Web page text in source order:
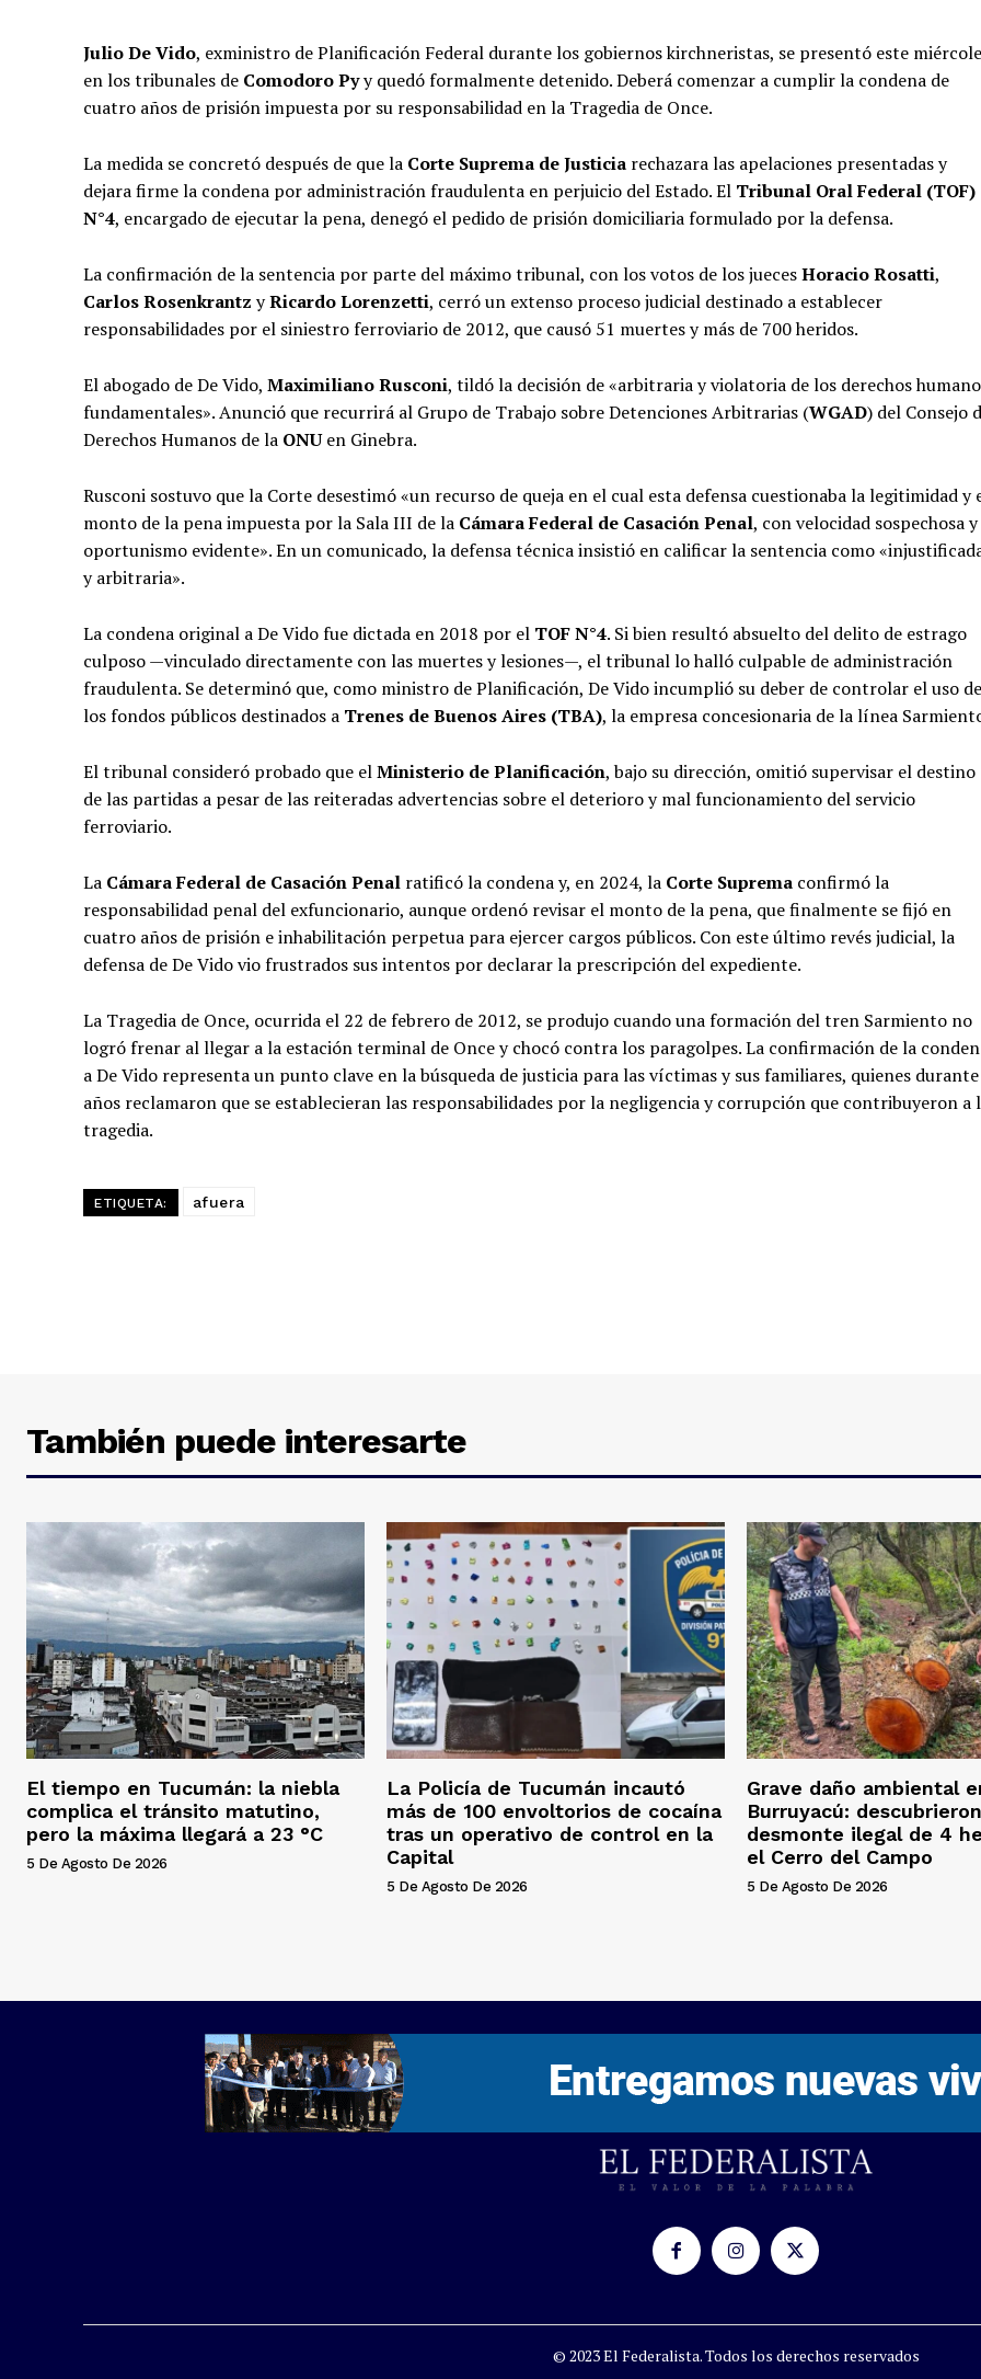
Julio De Vido, exministro de Planificación Federal durante los gobiernos kirchneristas, se presentó este
en los tribunales de Comodoro Pyy quedó formalmente detenido. Deberá comenzar a cumplir la condena de
cuatro años de prisión impuesta por su responsabilidad en la Tragedia de Once.
La medida se concretó después de que la Corte Suprema de Justicia rechazara las apelaciones presentadas y
dejara firme la condena por administración fraudulenta en perjuicio del Estado. El Tribunal Oral Federal (TOF)
N°4, encargado de ejecutar la pena, denegó el pedido de prisión domiciliaria formulado por la defensa.
La confirmación de la sentencia por parte del máximo tribunal, con los votos de los juecesHoracio Rosatti,
Carlos Rosenkrantz yRicardo Lorenzetti, cerró un extenso proceso judicial destinado a establecer
responsabilidades por el siniestro ferroviario de 2012, que causó 51 muertes y más de 700 heridos.
El abogado de De Vido, Maximiliano Rusconi, tildó la decisión de «arbitraria y violatoria de los derechos
fundamentales». Anunció que recurrirá al Grupo de Trabajo sobre Detenciones Arbitrarias (WGAD) del Consejo
Derechos Humanos de la ONUen Ginebra.
Rusconi sostuvo que la Corte desestimó «un recurso de queja en el cual esta defensa cuestionaba la legitimidad y
monto de la pena impuesta por la Sala III de la Cámara Federal de Casación Penal, con velocidad sospechosa y
oportunismo evidente». En un comunicado, la defensa técnica insistió en calificar la sentencia como
y arbitraria».
La condena original a De Vido fue dictada en 2018 por el TOF N°4. Si bien resultó absuelto del delito de estrago
culposo —vinculado directamente con las muertes y lesiones—, el tribunal lo halló culpable de administración
fraudulenta. Se determinó que, como ministro de Planificación, De Vido incumplió su deber de controlar el uso de
los fondos públicos destinados a Trenes de Buenos Aires (TBA), la empresa concesionaria de la línea
El tribunal consideró probado que elMinisterio de Planificación, bajo su dirección, omitió supervisar el destino
de las partidas a pesar de las reiteradas advertencias sobre el deterioro y mal funcionamiento del servicio
ferroviario.
La Cámara Federal de Casación Penal ratificó la condena y, en 2024, la Corte Suprema confirmó la
responsabilidad penal del exfuncionario, aunque ordenó revisar el monto de la pena, que finalmente se fijó en
cuatro años de prisión e inhabilitación perpetua para ejercer cargos públicos. Con este último revés judicial, la
defensa de De Vido vio frustrados sus intentos por declarar la prescripción del expediente.
La Tragedia de Once, ocurrida el 22 de febrero de 2012, se produjo cuando una formación del tren Sarmiento no
logró frenar al llegar a la estación terminal de Once y chocó contra los paragolpes. La confirmación de la
a De Vido representa un punto clave en la búsqueda de justicia para las víctimas y sus familiares, quienes durante
años reclamaron que se establecieran las responsabilidades por la negligencia y corrupción que contribuyeron a
tragedia.
ETIQUETA: afuera
También puede interesarte
El tiempo en Tucumán: la niebla
complica el tránsito matutino,
pero la máxima llegará a 23 °C
5 De Agosto De 2026
La Policía de Tucumán incautó
más de 100 envoltorios de cocaína
tras un operativo de control en la
Capital
5 De Agosto De 2026
Grave daño ambiental
Burruyacú:
desmonte ilegal de 4
el Cerro del Campo
5 De Agosto De 2026
© 2023 El Federalista. Todos los derechos reservados